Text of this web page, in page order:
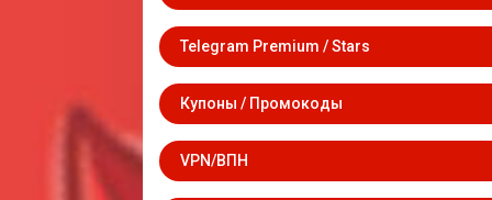
Telegram Premium / Stars
Купоны / Промокоды
VPN/ВПН